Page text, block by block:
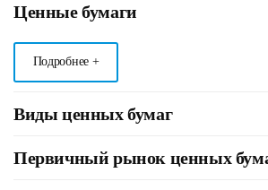
Ценные бумаги
Подробнее +
Виды ценных бумаг
Первичный рынок ценных